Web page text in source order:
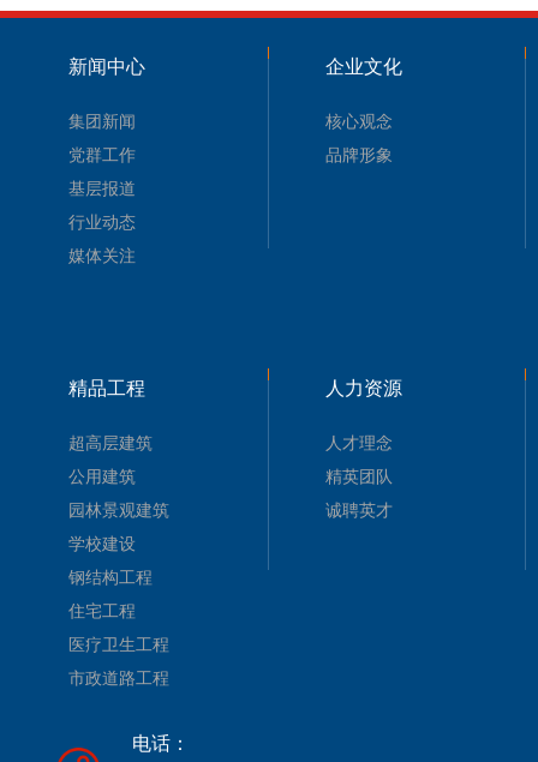
新闻中心
集团新闻
党群工作
基层报道
行业动态
媒体关注
企业文化
核心观念
品牌形象
精品工程
超高层建筑
公用建筑
园林景观建筑
学校建设
钢结构工程
住宅工程
医疗卫生工程
市政道路工程
人力资源
人才理念
精英团队
诚聘英才
电话：